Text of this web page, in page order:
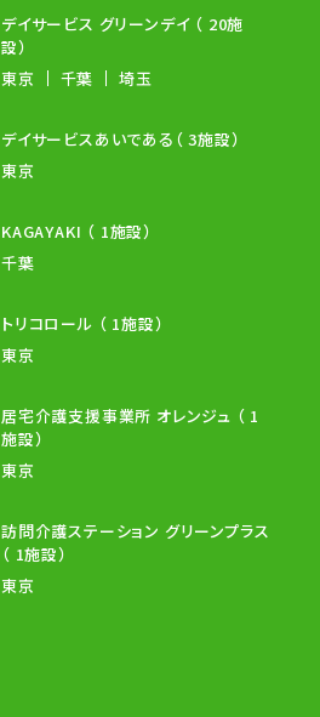
デイサービス グリーンデイ （ 20施
設）
東京
千葉 埼玉
デイサービスあいである （ 3施設）
東京
KAGAYAKI （ 1施設）
千葉
トリコロール （ 1施設）
東京
居宅介護支援事業所 オレンジュ （ 1
施設）
東京
訪問介護ステーション グリーンプラス
（ 1施設）
東京